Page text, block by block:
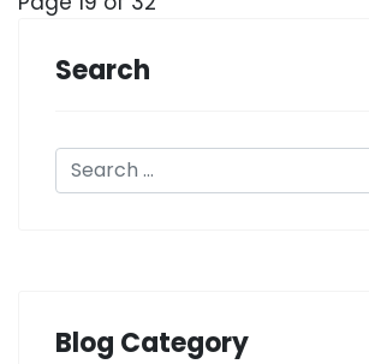
Search
Blog Category